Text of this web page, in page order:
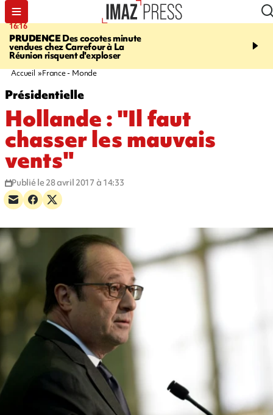
16:16
PRUDENCEDes cocotes minute
vendues chez Carrefour à La
Réunion risquent d'exploser
20:06
l'Asie, mort d'une
Accueil France - Monde
Présidentielle
Hollande : "Il faut
chasser les mauvais
vents"
Publié le 28 avril 2017 à 14:33